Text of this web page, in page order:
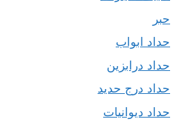
حبر
حداد ابواب
حداد درابزين
حداد درج حديد
حداد ديوانيات